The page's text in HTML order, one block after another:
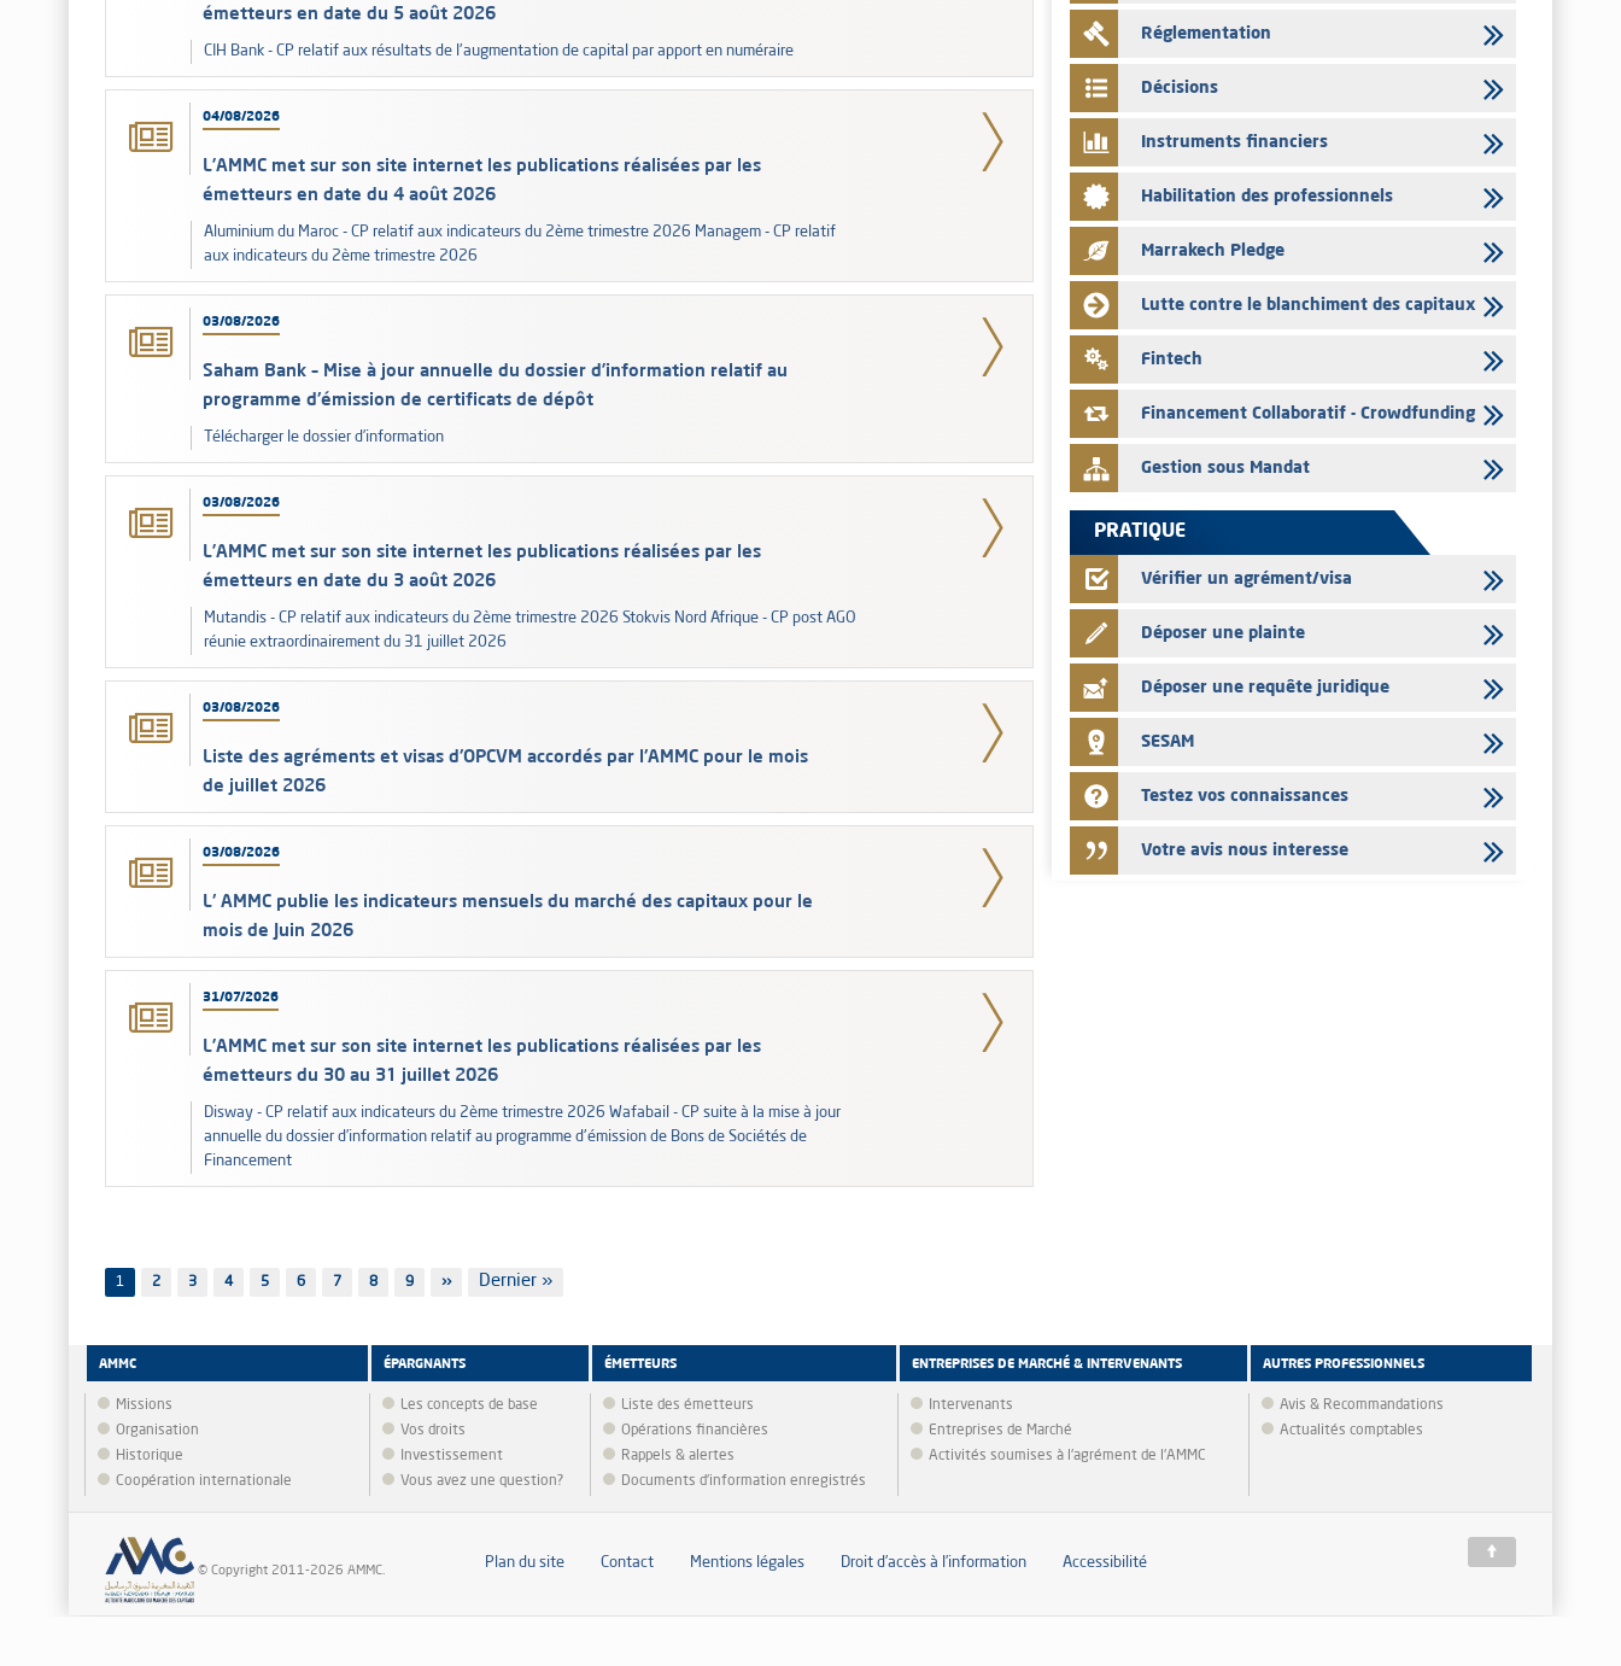
émetteurs en date du 5 août 2026
CIH Bank - CP relatif aux résultats de l'augmentation de capital par apport en numéraire
04/08/2026
L’AMMC met sur son site internet les publications réalisées par les
émetteurs en date du 4 août 2026
Aluminium du Maroc - CP relatif aux indicateurs du 2ème trimestre 2026 Managem - CP relatif
aux indicateurs du 2ème trimestre 2026
03/08/2026
Saham Bank – Mise à jour annuelle du dossier d’information relatif au
programme d'émission de certificats de dépôt
Télécharger le dossier d’information
03/08/2026
L’AMMC met sur son site internet les publications réalisées par les
émetteurs en date du 3 août 2026
Mutandis - CP relatif aux indicateurs du 2ème trimestre 2026 Stokvis Nord Afrique - CP post AGO
réunie extraordinairement du 31 juillet 2026
03/08/2026
Liste des agréments et visas d'OPCVM accordés par l'AMMC pour le mois
de juillet 2026
03/08/2026
L' AMMC publie les indicateurs mensuels du marché des capitaux pour le
mois de Juin 2026
31/07/2026
L’AMMC met sur son site internet les publications réalisées par les
émetteurs du 30 au 31 juillet 2026
Disway - CP relatif aux indicateurs du 2ème trimestre 2026 Wafabail - CP suite à la mise à jour
annuelle du dossier d’information relatif au programme d'émission de Bons de Sociétés de
Financement
1 Page
2 Page
3 Page
4 Page
5 Page
6 Page
7 Page
8 Page
9
Page
››
Dernière
Dernier »
Saham Bank – Mise à jour annuelle du dossier d’information
relatif au programme d'émission de certificats de dépôt
L’AMMC met sur son site internet les publications réalisées
03/08/2026
Liste des agréments et visas d'OPCVM accordés par l'AMMC
pour le mois de juillet 2026
03/08/2026
L' AMMC publie les indicateurs mensuels du marché des
capitaux pour le mois de Juin 2026
31/07/2026
L’AMMC met sur son site internet les publications réalisées
par les émetteurs du 30 au 31 juillet 2026
Réglementation
Décisions
Instruments financiers
Habilitation des professionnels
Marrakech Pledge
Lutte contre le blanchiment des capitaux
Fintech
Financement Collaboratif - Crowdfunding
Gestion sous Mandat
PRATIQUE
Vérifier un agrément/visa
Déposer une plainte
Déposer une requête juridique
SESAM
Testez vos connaissances
Votre avis nous interesse
AMMC
Missions
Organisation
Historique
Coopération internationale
ÉPARGNANTS
Les concepts de base
Vos droits
Investissement
Vous avez une question?
ÉMETTEURS
Liste des émetteurs
Opérations financières
Rappels & alertes
Documents d’information enregistrés
ENTREPRISES DE MARCHÉ & INTERVENANTS
Intervenants
Entreprises de Marché
Activités soumises à l'agrément de l'AMMC
AUTRES PROFESSIONNELS
Avis & Recommandations
Actualités comptables
© Copyright 2011-2026 AMMC.
Plan du site Contact Mentions légales Droit d’accès à l’information Accessibilité